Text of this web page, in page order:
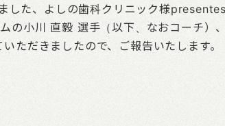
した、よしの歯科クリニック様
の小川 直毅 選手（以下、なおコーチ）
ただきましたので、ご報告いたします。